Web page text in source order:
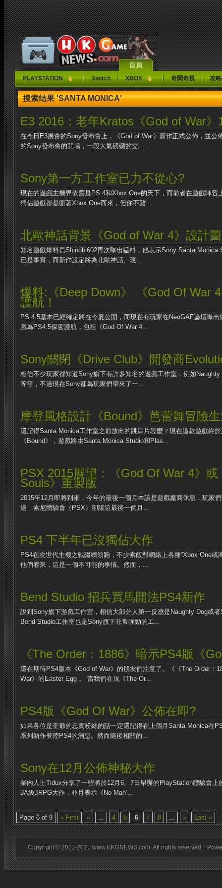
首頁
PLAYSTATION Switch XBOX 奇聞奇視 攻
搜索结果 'SANTA MONICA'
E3 2016：老年Kratos《God of War
在今日E3展會的Sony發布會上，《God of War》新作正式公佈，並公
的Sony發布會的開場，一段大氣磅礴的交...
Sony第一方工作室已力不從心?
現在的遊戲主機界依舊是PS 4和Xbox One的天下，而前者在遊戲陣容
獨佔遊戲都是衝著Xbox One而來，但你不難...
北歐神話背景《God of War 4》設計
知名遊戲爆料員Shinobi602再次曝出猛料，他表示Sony Santa Monica
已是事實，而新作設定將為北歐神話。現...
爆料:《Deep Down》 《God Of War
護航！
PS 4.5基本已經確定將在今夏公開，而現在有玩家在NeoGAF論壇曝
戲為PS4.5保駕護航，包括《God Of War 4...
Sony關閉《Drive Club》開發商
相信不少玩家都知道Sony旗下有許多知名的遊戲工作室，例如
等等，不過現在Sony卻為玩家們帶來了一...
摩登風格設計《Bound》芭蕾舞冒險
還記得Santa Monica工作室之前放出的跳舞片段麼？現在這款遊戲終
《Bound》，遊戲將由Santa Monica Studio和Plas...
PSX 2015展望：《God Of War 4》或
Souls》重製版
2015年12月即將到來，今年的最後一個月本該是遊戲廠商休息，玩家
過，索尼體驗會（PSX）卻讓這最後一個月...
PS4 下半年已沒獨佔大作
PS4在次世代主機之戰繼續領跑，不少索飯對網絡上各種“Xbox One或
他們看來，這是一個不可能的事情。然而，...
Bend Studio 招兵買馬開法PS4新作
說到Sony旗下游戲工作室，相信大部分人第一反應是Naughty Dog或
Bend Studio工作室也是Sony旗下非常強勁的工...
《The Order：1886》暗示PS4版《
還在期待PS4版本《God of War》的朋友們注意了。《《The Order：
War》的Easter Egg 。 當我們在玩《The Or...
PS4版《God Of War》公佈在即?
如果各位是奎爺的忠實粉絲的話一定還記得在上個月Santa Monica在
系列新作登陸PS4的消息。然而隨後相關的...
Sony在12月公佈神秘大作
業內人士Tidux分享了一些將於12月6、7日舉辦的PlayStation體驗會上
3A級JRPG大作，並且表示《No Man’...
Page 6 of 9 « First « ... 4 5 6 7 8 ... » Last »
Copyright © 2011-2021 www.HKGNEWS.com. All rights reserved. |